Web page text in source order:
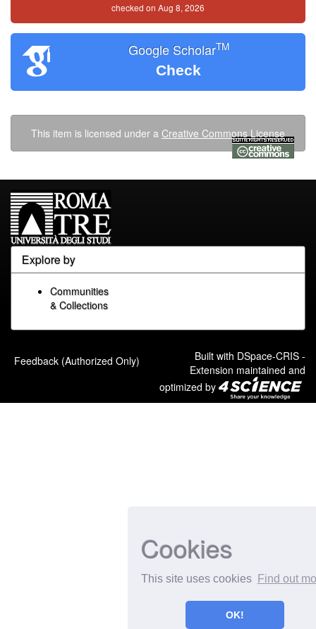
Cookies
This site uses cookies Find out
OK!
checked on Aug 8, 2026
Google ScholarTM
Check
This item is licensed under a Creative Commons License
Explore by
Communities
& Collections
Feedback (Authorized Only) Built with DSpace-CRIS -
Extension maintained and
optimized by